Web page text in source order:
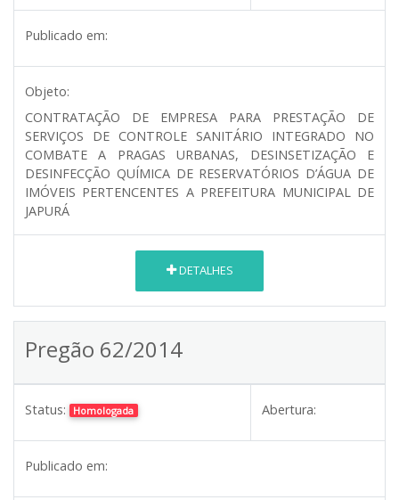
Publicado em:
Objeto:
CONTRATAÇÃO DE EMPRESA PARA PRESTAÇÃO DE
SERVIÇOS DE CONTROLE SANITÁRIO INTEGRADO NO
COMBATE A PRAGAS URBANAS, DESINSETIZAÇÃO E
DESINFECÇÃO QUÍMICA DE RESERVATÓRIOS D’ÁGUA DE
IMÓVEIS PERTENCENTES A PREFEITURA MUNICIPAL DE
JAPURÁ
DETALHES
Pregão 62/2014
Status: Homologada Abertura:
Publicado em: